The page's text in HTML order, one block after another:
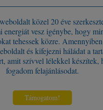
közel 20 éve
energiát vesz igénybe, hogy
tehessek közre.
és kifejezni háládat a
amit szívvel lélekkel készítek,
fogadom felajánlásodat.
Támogatom!